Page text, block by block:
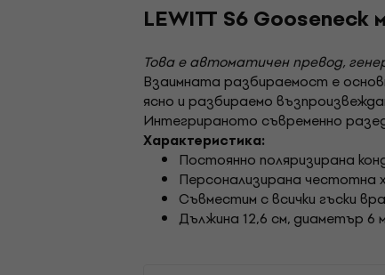
LEWITT S6 Gooseneck
Това е автоматичен превод,
Взаимната разбираемост е
ясно и разбираемо
Интегрираното съвременно
Характеристика:
Постоянно поляризирана
Персонализирана честотна
Съвместим с всички гъски
Дължина 12,6 см, диаметър 6